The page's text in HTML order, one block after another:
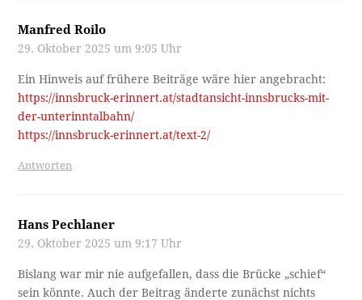
Manfred Roilo
29. Oktober 2025 um 9:05 Uhr
Ein Hinweis auf frühere Beiträge wäre hier angebracht:
https://innsbruck-erinnert.at/stadtansicht-innsbrucks-mit-
der-unterinntalbahn/
https://innsbruck-erinnert.at/text-2/
Antworten
Hans Pechlaner
29. Oktober 2025 um 9:17 Uhr
Bislang war mir nie aufgefallen, dass die Brücke „schief“
sein könnte. Auch der Beitrag änderte zunächst nichts